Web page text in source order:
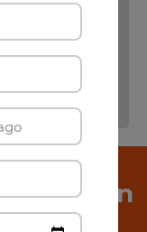
Boletín